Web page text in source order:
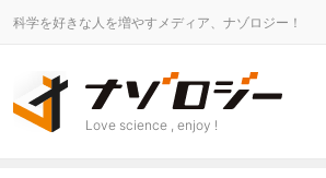
科学を好きな人を増やすメディア、ナゾロジー！
Love science , enjoy !